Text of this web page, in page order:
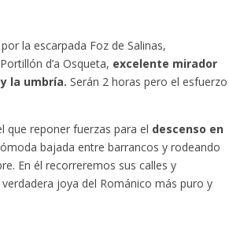
la escarpada Foz de Salinas,
d’a Osqueta, excelente mirador
la umbría. Serán 2 horas pero el esfuerzo
que reponer fuerzas para el descenso en
bajada entre barrancos y rodeando
En él recorreremos sus calles y
joya del Románico más puro y